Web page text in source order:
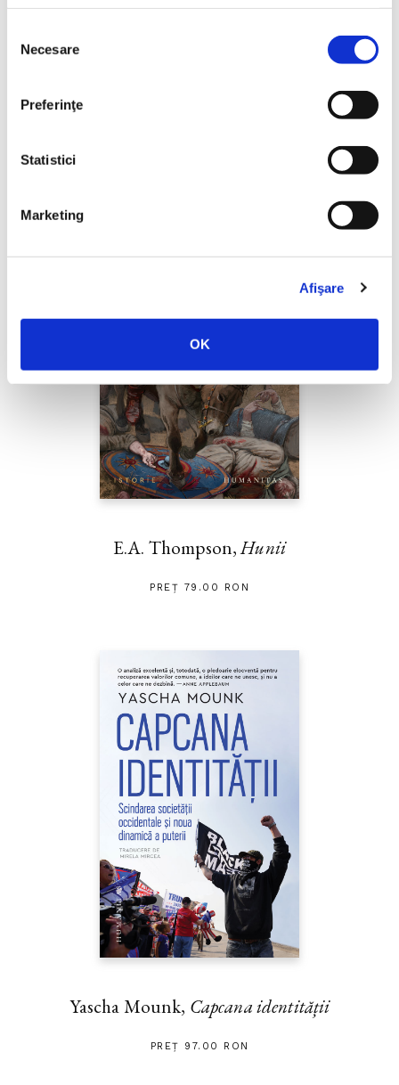
consimțământului
Necesare
Preferinţe
Statistici
Marketing
Afişare
OK
Lumea noastră orwelliană
E.A. Thompson,Hunii
PREȚ 79.00 RON
Yascha Mounk, Capcana identității
PREȚ 97.00 RON